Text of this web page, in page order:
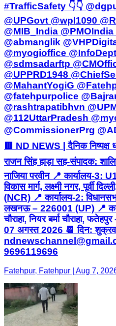
#TrafficSafety 👇👇
@UPGovt @wpl1090
@MIB_India
@abmanglik
@myogioffice
@sdmsadarftp
@UPPRD1948
@MahantYogiG
@fatehpurpolice
@rashtrapatibhvn
@112UttarPradesh
@CommissionerPrg
🟥 ND NEWS | दैनिक निष्पक्ष
राजन सिंह हाड़ा सह-संपादक:
नाजिया परवीन 📍 कार्यालय-3:
विकास मार्ग, लक्ष्मी नगर, पूर्वी
(NCR) 📍 कार्यालय-2: विधानसभा
लखनऊ – 226001 (UP) 📍
चौराहा, नियर बर्मा चौराहा,
07 अगस्त 2026 📆 दिन:
9696119696
Fatehpur, Fatehpur | Aug 7,